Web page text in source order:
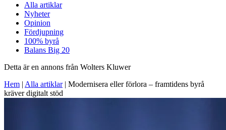
Alla artiklar
Nyheter
Opinion
Fördjupning
100% byrå
Balans Big 20
Detta är en annons från Wolters Kluwer
Hem | Alla artiklar| Modernisera eller förlora – framtidens byrå
kräver digitalt stöd